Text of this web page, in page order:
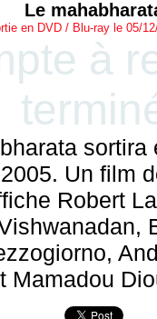
Le
en DVD / Blu-ray le 05/
à
sortira
Un film
Robert
Mamadou